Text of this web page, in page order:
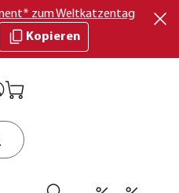
zum Weltkatzentag
Kopieren